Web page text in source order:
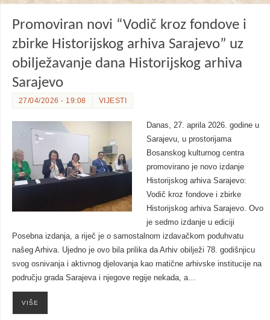
Promoviran novi “Vodič kroz fondove i
zbirke Historijskog arhiva Sarajevo” uz
obilježavanje dana Historijskog arhiva
Sarajevo
27/04/2026 - 19:08 VIJESTI
Danas, 27. aprila 2026. godine u
Sarajevu, u prostorijama
Bosanskog kulturnog centra
promovirano je novo izdanje
Historijskog arhiva Sarajevo:
Vodič kroz fondove i zbirke
Historijskog arhiva Sarajevo. Ovo
je sedmo izdanje u ediciji
Posebna izdanja, a riječ je o samostalnom izdavačkom poduhvatu
našeg Arhiva. Ujedno je ovo bila prilika da Arhiv obilježi 78. godišnjicu
svog osnivanja i aktivnog djelovanja kao matične arhivske institucije na
području grada Sarajeva i njegove regije nekada, a…
VIŠE